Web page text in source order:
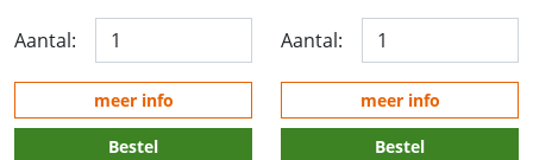
Aantal:
meer info
Bestel
Aantal:
meer info
Bestel